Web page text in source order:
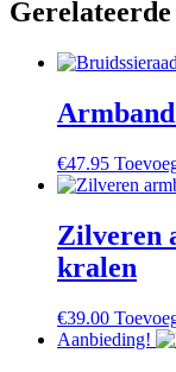
€47.95
Zilveren
kralen
€39.00
Aanbieding!